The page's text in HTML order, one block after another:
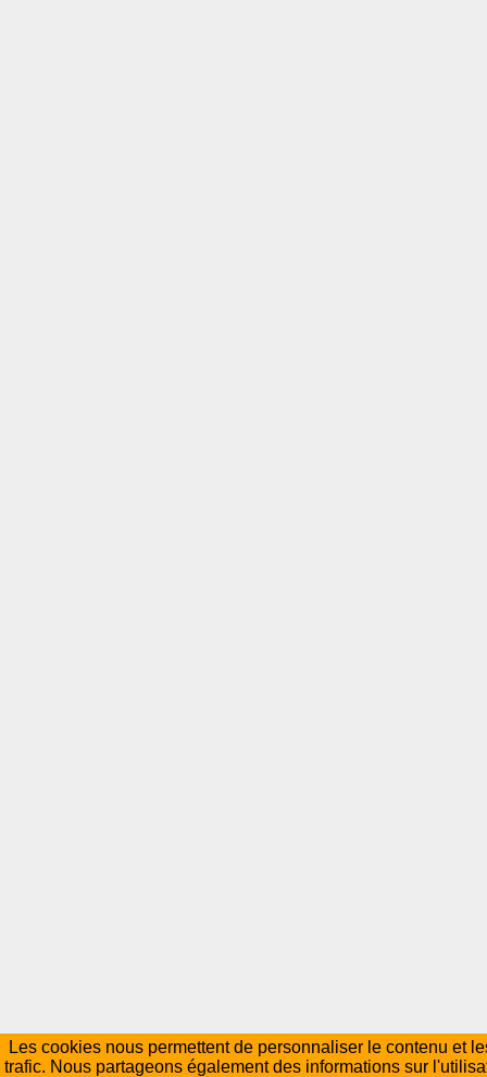
Les cookies nous permettent de personnaliser le contenu et
trafic. Nous partageons également des informations sur